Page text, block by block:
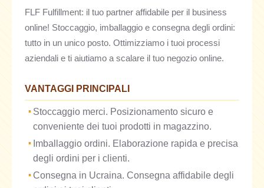
FLF Fulfillment: il tuo partner affidabile per il business
online! Stoccaggio, imballaggio e consegna degli ordini:
tutto in un unico posto. Ottimizziamo i tuoi processi
aziendali e ti aiutiamo a scalare il tuo negozio online.
VANTAGGI PRINCIPALI
Stoccaggio merci. Posizionamento sicuro e
conveniente dei tuoi prodotti in magazzino.
Imballaggio ordini. Elaborazione rapida e precisa
degli ordini per i clienti.
Consegna in Ucraina. Consegna affidabile degli